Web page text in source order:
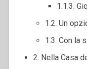
1.1.3.
1.2. Un
1.3. Con la
2. Nella Casa